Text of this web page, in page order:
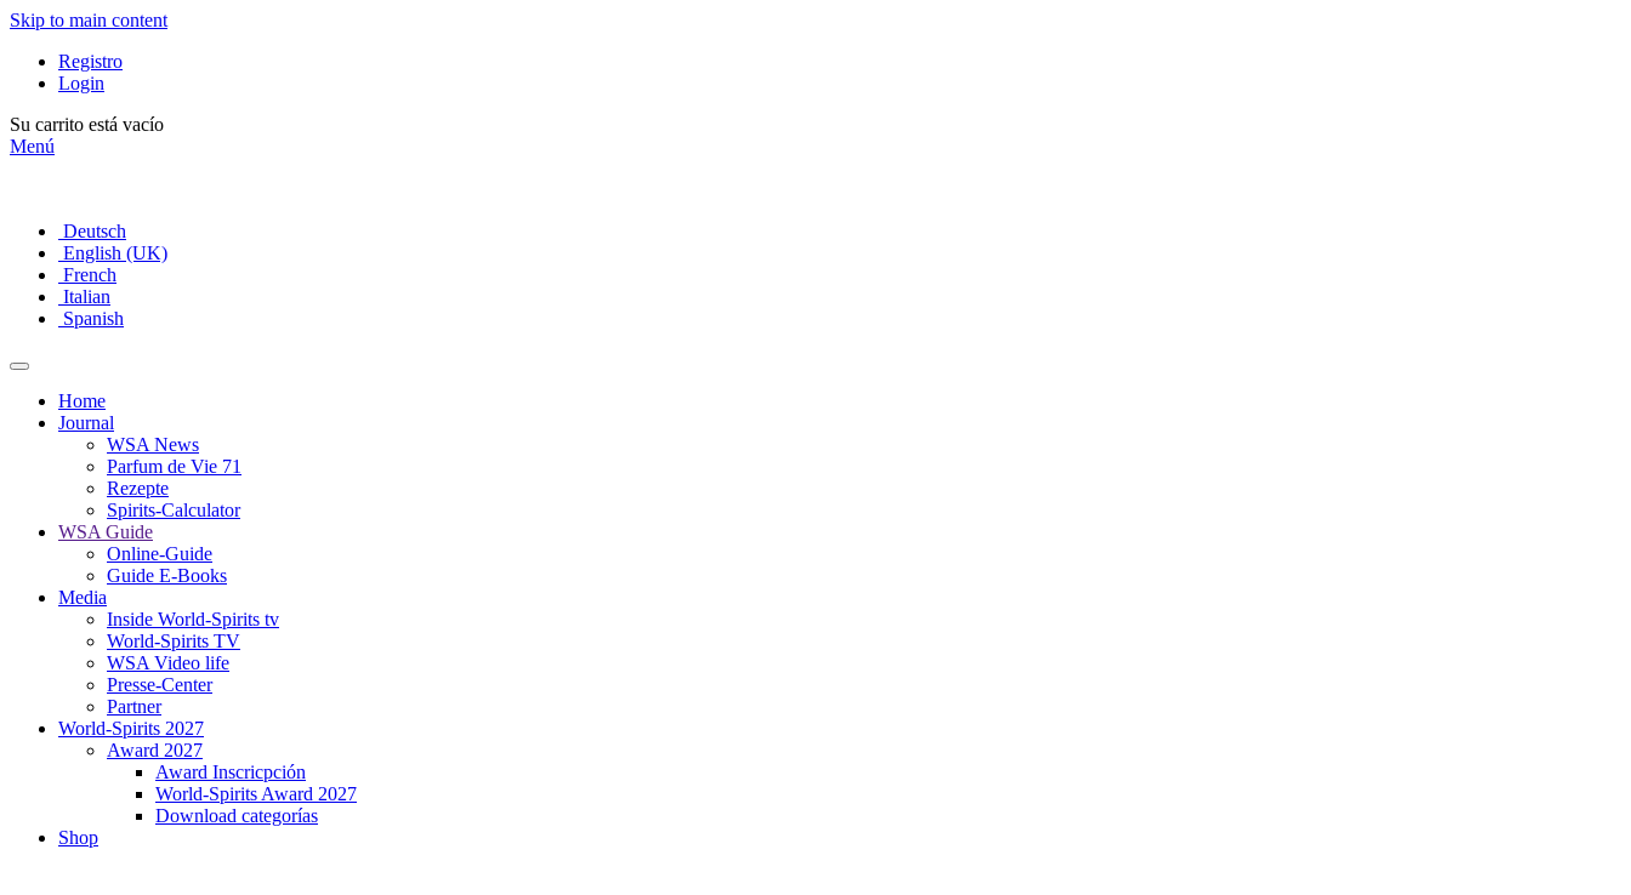
Skip to main content
Registro
Login
Su carrito está vacío
Menú
Deutsch
English (UK)
French
Italian
Spanish
Home
Journal
WSA News
Parfum de Vie 71
Rezepte
Spirits-Calculator
WSA Guide
Online-Guide
Guide E-Books
Media
Inside World-Spirits tv
World-Spirits TV
WSA Video life
Presse-Center
Partner
World-Spirits 2027
Award 2027
Award Inscricpción
World-Spirits Award 2027
Download categorías
Shop